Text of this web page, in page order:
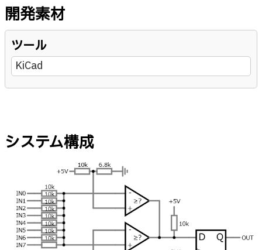
開発素材
ツール
KiCad
システム構成